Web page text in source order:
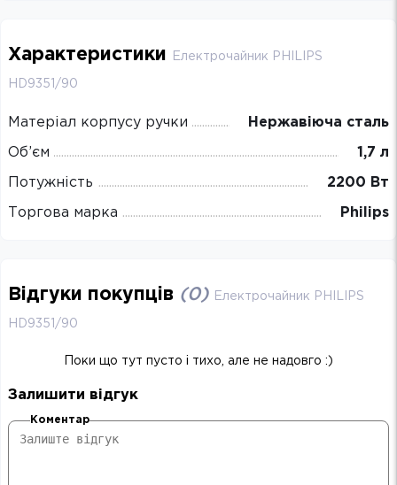
Характеристики Електрочайник PHILIPS
HD9351/90
Матеріал корпусу ручки Нержавіюча сталь
Об’єм 1,7 л
Потужність 2200 Вт
Торгова марка Philips
Відгуки покупців (0) Електрочайник PHILIPS
HD9351/90
Поки що тут пусто і тихо, але не надовго :)
Залишити відгук
Коментар